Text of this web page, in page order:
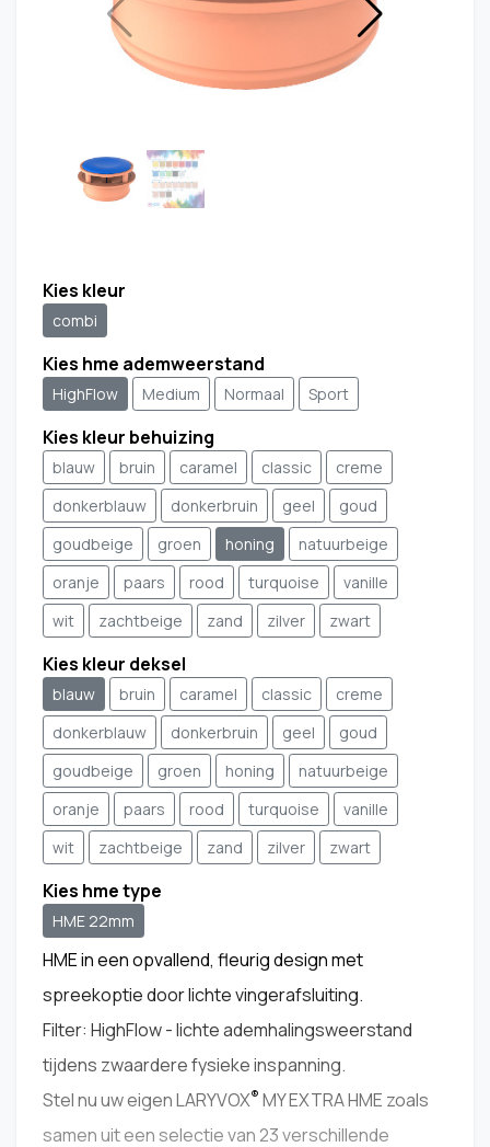
Kies kleur
combi
Kies hme ademweerstand
HighFlow Medium Normaal Sport
Kies kleur behuizing
blauw bruin caramel classic
creme
donkerblauw
donkerbruin geel
goud
goudbeige
groen honing
natuurbeige
oranje
paars rood turquoise
vanille
wit
zachtbeige zand zilver zwart
Kies kleur deksel
blauw bruin caramel classic
creme
donkerblauw
donkerbruin geel
goud
goudbeige
groen honing
natuurbeige
oranje
paars rood turquoise
vanille
wit
zachtbeige zand zilver zwart
Kies hme type
HME 22mm
HME in een opvallend, fleurig design met
spreekoptie door lichte vingerafsluiting.
Filter: HighFlow - lichte ademhalingsweerstand
tijdens zwaardere fysieke inspanning.
Stel nu uw eigen LARYVOX® MY EXTRA HME zoals
samen uit een selectie van 23 verschillende